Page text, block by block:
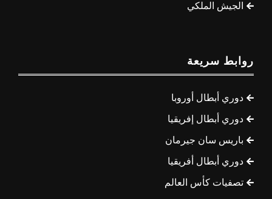
الجيش الملكي
روابط سريعة
دوري أبطال أوروبا
دوري أبطال إفريقيا
باريس سان جيرمان
دوري أبطال أفريقيا
تصفيات كأس العالم